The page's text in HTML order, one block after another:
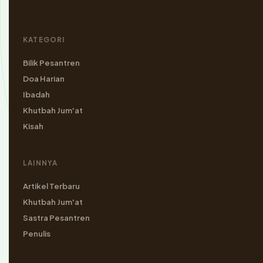
KATEGORI
Bilik Pesantren
Doa Harian
Ibadah
Khutbah Jum'at
Kisah
LAINNYA
Artikel Terbaru
Khutbah Jum'at
Sastra Pesantren
Penulis